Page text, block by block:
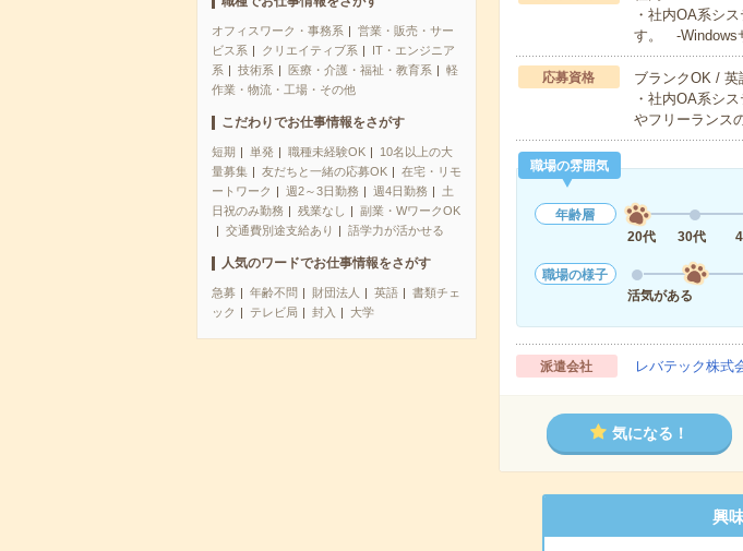
オフィスワーク・事務系
営業・販売・サー
ビス系
クリエイティブ系
IT・エンジニア
系
技術系 医療・介護・福祉・教育系
軽
作業・物流・工場・その他
こだわりでお仕事情報をさがす
短期 単発 職種未経験OK
10名以上の大
量募集
友だちと一緒の応募OK
在宅・リモ
ートワーク
週2～3日勤務 週4日勤務
土
日祝のみ勤務
残業なし
副業・WワークOK
交通費別途支給あり
語学力が活かせる
人気のワードでお仕事情報をさがす
急募 年齢不問 財団法人 英語
書類チェ
ック
テレビ局 封入 大学
・社内OA系シ
す。 -Windows
応募資格
ブランクOK / 英
・社内OA系シ
やフリーランス
職場の雰囲気
年齢層
20代
30代
職場の様子
活気がある
派遣会社 レバテック株式
気になる！
興